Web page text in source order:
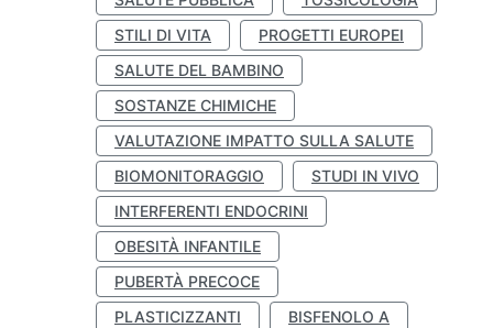
STILI DI VITA
PROGETTI EUROPEI
SALUTE DEL BAMBINO
SOSTANZE CHIMICHE
VALUTAZIONE IMPATTO SULLA SALUTE
BIOMONITORAGGIO
STUDI IN VIVO
INTERFERENTI ENDOCRINI
OBESITÀ INFANTILE
PUBERTÀ PRECOCE
PLASTICIZZANTI
BISFENOLO A